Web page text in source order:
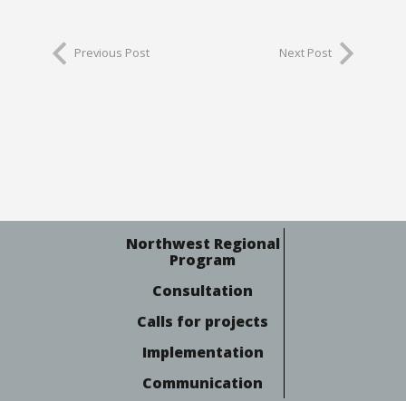
Previous Post Next Post
Northwest Regional
Program
Consultation
Calls for projects
Implementation
Communication